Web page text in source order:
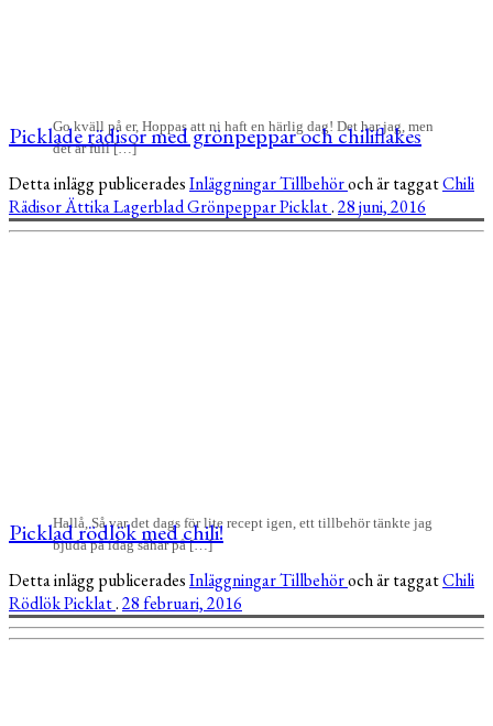
Go kväll på er, Hoppas att ni haft en härlig dag! Det har jag, men
det är full […]
Picklade rädisor med grönpeppar och chiliflakes
Detta inlägg publiceradesInläggningarTillbehöroch är taggatChili
RädisorÄttikaLagerbladGrönpepparPicklat.28 juni, 2016
Hallå, Så var det dags för lite recept igen, ett tillbehör tänkte jag
bjuda på idag såhär på […]
Picklad rödlök med chili!
Detta inlägg publiceradesInläggningarTillbehöroch är taggatChili
RödlökPicklat.28 februari, 2016